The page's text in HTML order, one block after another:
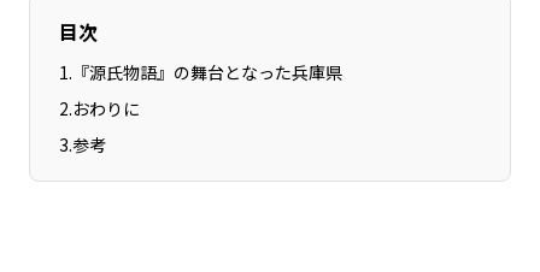
鳥取エリア
目次
1. 『源氏物語』の舞台となった兵庫県
2.おわりに
3.参考